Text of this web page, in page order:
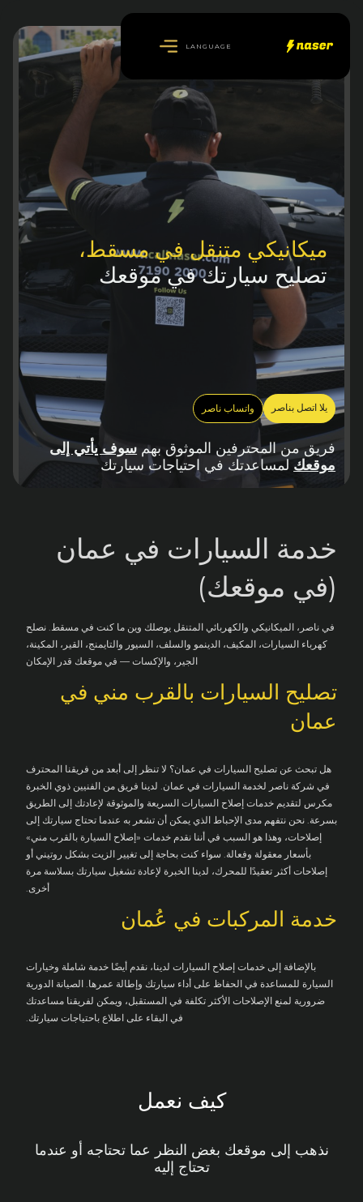
LANGUAGE
ميكانيكي متنقل في مسقط،
تصليح سيارتك في موقعك
يلا اتصل بناصر واتساب ناصر
فريق من المحترفين الموثوق بهم سوف يأتي إلى
موقعكلمساعدتك في احتياجات سيارتك
خدمة السيارات في عمان
(في موقعك)
في ناصر، الميكانيكي والكهربائي المتنقل يوصلك وين ما كنت في مسقط. نصلح
كهرباء السيارات، المكيف، الدينمو والسلف، السيور والتايمنج، القير، المكينة،
الجير، والإكسات — في موقعك قدر الإمكان
تصليح السيارات بالقرب مني في
عمان
هل تبحث عن تصليح السيارات في عمان؟ لا تنظر إلى أبعد من فريقنا المحترف
في شركة ناصر لخدمة السيارات في عمان. لدينا فريق من الفنيين ذوي الخبرة
مكرس لتقديم خدمات إصلاح السيارات السريعة والموثوقة لإعادتك إلى الطريق
بسرعة. نحن نتفهم مدى الإحباط الذي يمكن أن تشعر به عندما تحتاج سيارتك إلى
إصلاحات، وهذا هو السبب في أننا نقدم خدمات «إصلاح السيارة بالقرب مني»
بأسعار معقولة وفعالة. سواء كنت بحاجة إلى تغيير الزيت بشكل روتيني أو
إصلاحات أكثر تعقيدًا للمحرك، لدينا الخبرة لإعادة تشغيل سيارتك بسلاسة مرة
أخرى.
خدمة المركبات في عُمان
بالإضافة إلى خدمات إصلاح السيارات لدينا، نقدم أيضًا خدمة شاملة وخيارات
السيارة للمساعدة في الحفاظ على أداء سيارتك وإطالة عمرها. الصيانة الدورية
ضرورية لمنع الإصلاحات الأكثر تكلفة في المستقبل، ويمكن لفريقنا مساعدتك
في البقاء على اطلاع باحتياجات سيارتك.
كيف نعمل
نذهب إلى موقعك بغض النظر عما تحتاجه أو عندما
تحتاج إليه